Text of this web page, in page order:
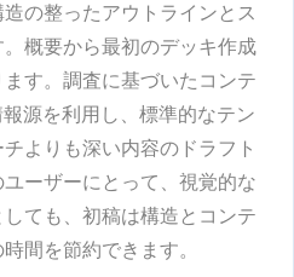
の整ったアウトラインとス
概要から最初のデッキ作成
す。調査に基づいたコンテ
源を利用し、標準的なテン
よりも深い内容のドラフト
ーザーにとって、視覚的な
ても、初稿は構造とコンテ
間を節約できます。